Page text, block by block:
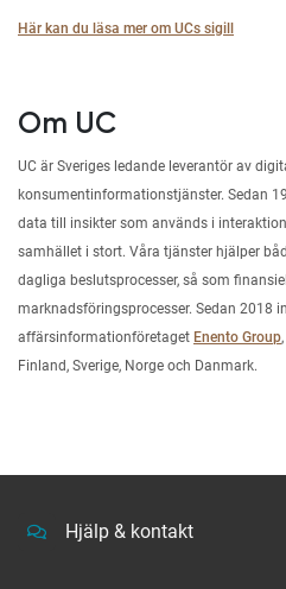
Här kan du läsa mer om UCs sigill
Om UC
UC är Sveriges ledande leverantör av
konsumentinformationstjänster. Sedan
data till insikter som används i
samhället i stort. Våra tjänster hjälper
dagliga beslutsprocesser, så som
marknadsföringsprocesser. Sedan 2018
affärsinformationföretaget Enento Group
Finland, Sverige, Norge och Danmark.
Hjälp & kontakt